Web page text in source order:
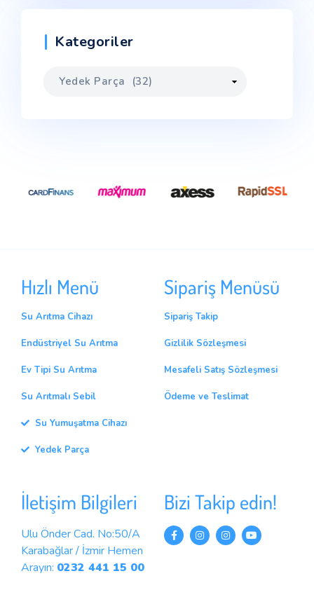
Kategoriler
Hızlı Menü
Su Arıtma Cihazı
Endüstriyel Su Arıtma
Ev Tipi Su Arıtma
Su Arıtmalı Sebil
Su Yumuşatma Cihazı
Yedek Parça
Sipariş Menüsü
Sipariş Takip
Gizlilik Sözleşmesi
Mesafeli Satış Sözleşmesi
Ödeme ve Teslimat
İletişim Bilgileri
Ulu Önder Cad. No:50/A
Karabağlar / İzmir Hemen
Arayın: 0232 441 15 00
Bizi Takip edin!